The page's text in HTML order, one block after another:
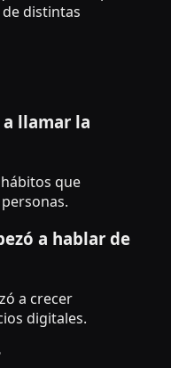
distintas
a llamar la
que
a hablar de
a crecer
digitales.